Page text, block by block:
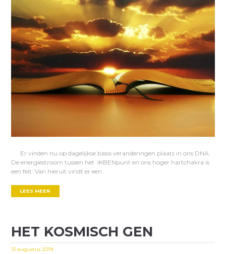
Er vinden nu op dagelijkse basis veranderingen plaats in ons DNA.
De energiestroom tussen het IKBENpunt en ons hoger hartchakra is
een feit. Van hieruit vindt er een
LEES MEER
HET KOSMISCH GEN
13 augustus 2019